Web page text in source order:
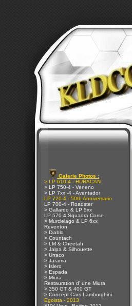
Galerie Photos :
> LP 610-4 - HURACAN
> LP 750-4 - Veneno
> LP 7xx -4 - Aventador
LP 720-4 - 50th Anniversario
LP 700-4 - Roadster
> Gallardo & LP 5xx
LP 570-4 Squadra Corse
> Murcielago & LP 6xx
Reventon
> Diablo
> Countach
> LM & Cheetah
> Jalpa & Silhouette
> Urraco
> Jarama
> Islero
> Espada
> Miura
Restauration d' une Miura
> 350 GT & 400 GT
> Concept Cars Lamborghini
Egoista - 2013